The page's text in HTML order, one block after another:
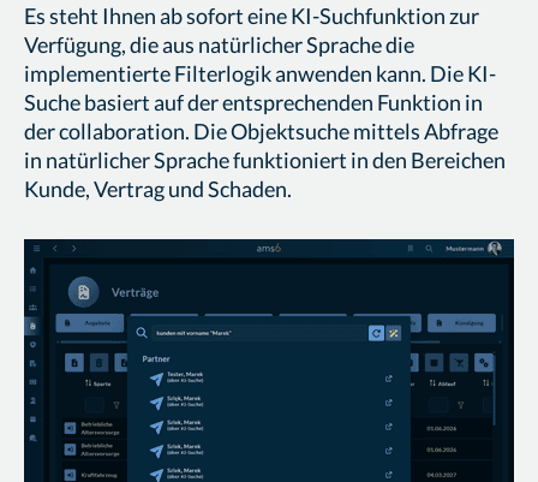
Es steht Ihnen ab sofort eine KI-Suchfunktion zur
Verfügung, die aus natürlicher Sprache die
implementierte Filterlogik anwenden kann. Die KI-
Suche basiert auf der entsprechenden Funktion in
der collaboration. Die Objektsuche mittels Abfrage
in natürlicher Sprache funktioniert in den Bereichen
Kunde, Vertrag und Schaden.